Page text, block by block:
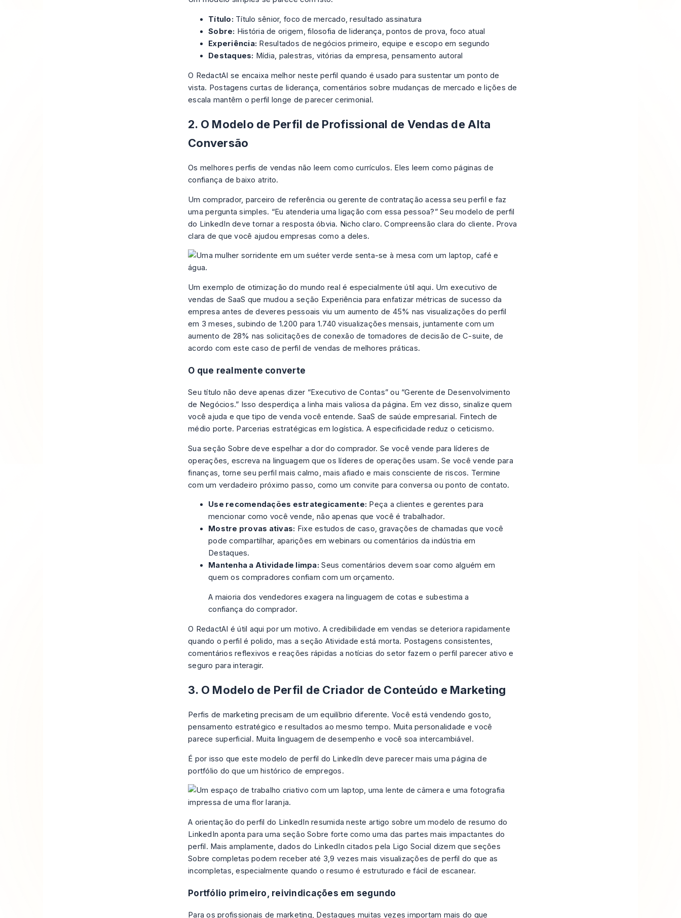
Título: Título sênior, foco de mercado, resultado assinatura
Sobre: História de origem, filosofia de liderança, pontos de prova, foco atual
Experiência: Resultados de negócios primeiro, equipe e escopo em segundo
Destaques: Mídia, palestras, vitórias da empresa, pensamento autoral
O RedactAI se encaixa melhor neste perfil quando é usado para sustentar um ponto de
vista. Postagens curtas de liderança, comentários sobre mudanças de mercado e lições de
escala mantêm o perfil longe de parecer cerimonial.
2. O Modelo de Perfil de Profissional de Vendas de Alta
Conversão
Os melhores perfis de vendas não leem como currículos. Eles leem como páginas de
confiança de baixo atrito.
Um comprador, parceiro de referência ou gerente de contratação acessa seu perfil e faz
uma pergunta simples. “Eu atenderia uma ligação com essa pessoa?” Seu modelo de perfil
do LinkedIn deve tornar a resposta óbvia. Nicho claro. Compreensão clara do cliente. Prova
clara de que você ajudou empresas como a deles.
Um exemplo de otimização do mundo real é especialmente útil aqui. Um executivo de
vendas de SaaS que mudou a seção Experiência para enfatizar métricas de sucesso da
empresa antes de deveres pessoais viu um aumento de 45% nas visualizações do perfil
em 3 meses, subindo de 1.200 para 1.740 visualizações mensais, juntamente com um
aumento de 28% nas solicitações de conexão de tomadores de decisão de C-suite, de
acordo com estecaso de perfil de vendas de melhores práticas.
O que realmente converte
Seu título não deve apenas dizer “Executivo de Contas” ou “Gerente de Desenvolvimento
de Negócios.” Isso desperdiça a linha mais valiosa da página. Em vez disso, sinalize quem
você ajuda e que tipo de venda você entende. SaaS de saúde empresarial. Fintech de
médio porte. Parcerias estratégicas em logística. A especificidade reduz o ceticismo.
Sua seção Sobre deve espelhar a dor do comprador. Se você vende para líderes de
operações, escreva na linguagem que os líderes de operações usam. Se você vende para
finanças, torne seu perfil mais calmo, mais afiado e mais consciente de riscos. Termine
com um verdadeiro próximo passo, como um convite para conversa ou ponto de contato.
Use recomendações estrategicamente: Peça a clientes e gerentes para
mencionar como você vende, não apenas que você é trabalhador.
Mostre provas ativas: Fixe estudos de caso, gravações de chamadas que você
pode compartilhar, aparições em webinars ou comentários da indústria em
Destaques.
Mantenha a Atividade limpa: Seus comentários devem soar como alguém em
quem os compradores confiam com um orçamento.
A maioria dos vendedores exagera na linguagem de cotas e subestima a
confiança do comprador.
O RedactAI é útil aqui por um motivo. A credibilidade em vendas se deteriora rapidamente
quando o perfil é polido, mas a seção Atividade está morta. Postagens consistentes,
comentários reflexivos e reações rápidas a notícias do setor fazem o perfil parecer ativo e
seguro para interagir.
3. O Modelo de Perfil de Criador de Conteúdo e Marketing
Perfis de marketing precisam de um equilíbrio diferente. Você está vendendo gosto,
pensamento estratégico e resultados ao mesmo tempo. Muita personalidade e você
parece superficial. Muita linguagem de desempenho e você soa intercambiável.
É por isso que este modelo de perfil do LinkedIn deve parecer mais uma página de
portfólio do que um histórico de empregos.
A orientação do perfil do LinkedIn resumida neste artigo sobre ummodelo de resumo do
LinkedIn aponta para uma seção Sobre forte como uma das partes mais impactantes do
perfil. Mais amplamente, dados do LinkedIn citados pela Ligo Social dizem que seções
Sobre completas podem receber até 3,9 vezes mais visualizações de perfil do que as
incompletas, especialmente quando o resumo é estruturado e fácil de escanear.
Portfólio primeiro, reivindicações em segundo
Para os profissionais de marketing, Destaques muitas vezes importam mais do que